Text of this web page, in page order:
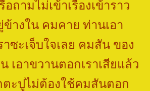
ถามไม่เข้าเรื่องเข้าราว
างใน คมคาย ท่านเอา
ซะเจ็บใจเลย คมสัน ของ
เอาขวานตอกเราเสียแล้ว
ตะปูไม่ต้องใช้คมสันตอก